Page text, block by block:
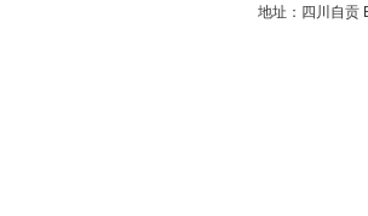
地址：四川自贡